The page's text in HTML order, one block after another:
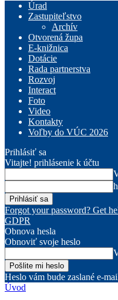
Úrad
Zastupiteľstvo
Archív
Otvorená župa
E-knižnica
Dotácie
Rada partnerstva
Rozvoj
Interact
Foto
Video
Kontakty
Voľby do VÚC 2026
Prihlásiť sa
Vitajte! prihlásenie k účtu
Forgot your password? Get
GDPR
Obnova hesla
Obnoviť svoje heslo
Heslo vám bude zaslané e-
Úvod